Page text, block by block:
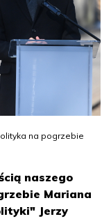
na pogrzebie
naszego
Mariana
Jerzy